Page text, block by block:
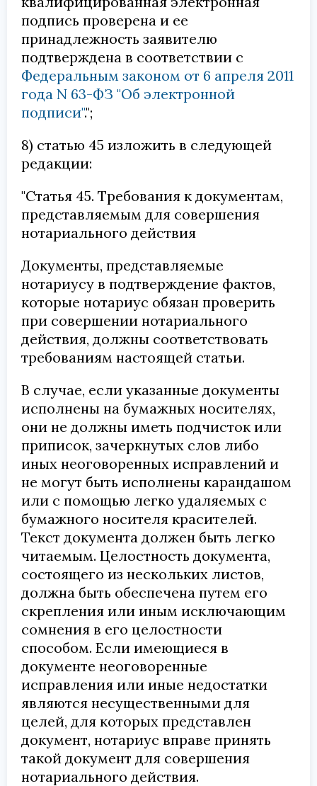
подпись проверена и ее
принадлежность заявителю
подтверждена в соответствии с
Федеральным законом от 6 апреля 2011
года N 63-ФЗ "Об электронной
подписи".";
8) статью 45 изложить в следующей
редакции:
"Статья 45. Требования к документам,
представляемым для совершения
нотариального действия
Документы, представляемые
нотариусу в подтверждение фактов,
которые нотариус обязан проверить
при совершении нотариального
действия, должны соответствовать
требованиям настоящей статьи.
В случае, если указанные документы
исполнены на бумажных носителях,
они не должны иметь подчисток или
приписок, зачеркнутых слов либо
иных неоговоренных исправлений и
не могут быть исполнены карандашом
или с помощью легко удаляемых с
бумажного носителя красителей.
Текст документа должен быть легко
читаемым. Целостность документа,
состоящего из нескольких листов,
должна быть обеспечена путем его
скрепления или иным исключающим
сомнения в его целостности
способом. Если имеющиеся в
документе неоговоренные
исправления или иные недостатки
являются несущественными для
целей, для которых представлен
документ, нотариус вправе принять
такой документ для совершения
нотариального действия.